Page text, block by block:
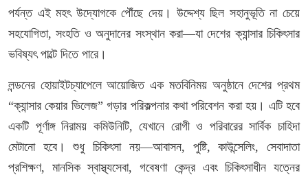
পর্যন্ত এই মহৎ উদ্যোগকে পৌঁছে দেয়। উদ্দেশ্য ছিল সহানুভূতি না চেয়ে
সহযোগিতা, সংহতি ও অনুদানের সংস্থান করা—যা দেশের ক্যান্সার চিকিৎসার
ভবিষ্যৎ পাল্টে দিতে পারে।
লন্ডনের হোয়াইটচ্যাপেলে আয়োজিত এক মতবিনিময় অনুষ্ঠানে দেশের প্রথম
“ক্যান্সার কেয়ার ভিলেজ” গড়ার পরিকল্পনার কথা পরিবেশন করা হয়। এটি হবে
একটি পূর্ণাঙ্গ নিরাময় কমিউনিটি, যেখানে রোগী ও পরিবারের সার্বিক চাহিদা
মেটানো হবে। শুধু চিকিৎসা নয়—আবাসন, পুষ্টি, কাউন্সেলিং, সেবাদাতা
প্রশিক্ষণ, মানসিক স্বাস্থ্যসেবা, গবেষণা কেন্দ্র এবং চিকিৎসাধীন যত্নের